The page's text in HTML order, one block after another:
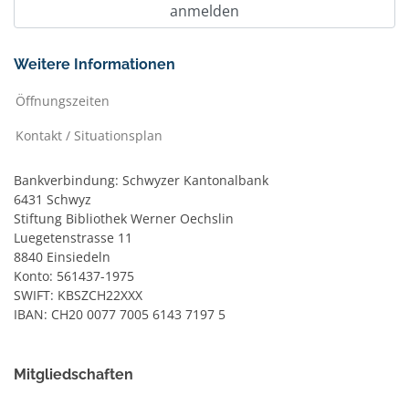
Weitere Informationen
Öffnungszeiten
Kontakt / Situationsplan
Bankverbindung: Schwyzer Kantonalbank
6431 Schwyz
Stiftung Bibliothek Werner Oechslin
Luegetenstrasse 11
8840 Einsiedeln
Konto: 561437-1975
SWIFT: KBSZCH22XXX
IBAN: CH20 0077 7005 6143 7197 5
Mitgliedschaften